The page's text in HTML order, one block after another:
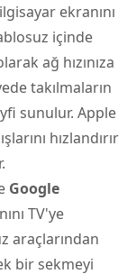
ekranını
içinde
ağ hızınıza
takılmaların
sunulur. Apple
hızlandırır
Google
TV'ye
araçlarından
bir sekmeyi